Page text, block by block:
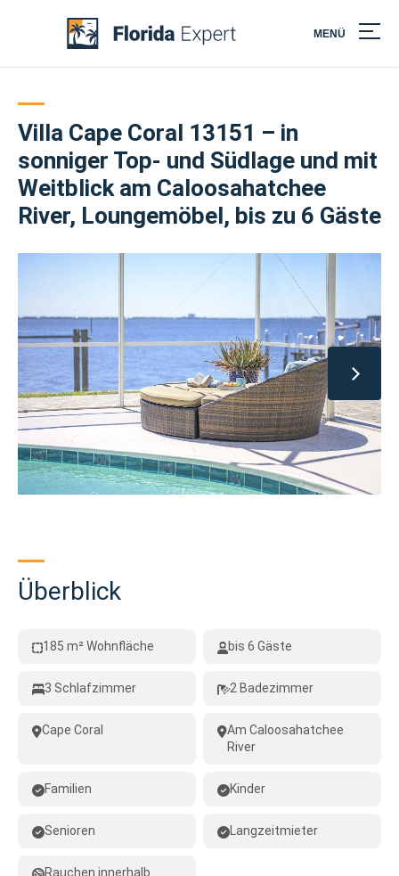
MENÜ
Skip
content
Villa Cape Coral 13151 – in
sonniger Top- und Südlage und mit
Weitblick am Caloosahatchee
River, Loungemöbel, bis zu 6 Gäste
Überblick
185 m² Wohnfläche bis 6 Gäste
3 Schlafzimmer 2 Badezimmer
Cape Coral
Am Caloosahatchee
River
Familien Kinder
Senioren Langzeitmieter
Rauchen innerhalb